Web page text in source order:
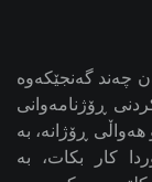
چەند گەنجێكه‌وه‌
ڕۆژنامەوانی
ڕۆژانە، بە
کار بکات، بە